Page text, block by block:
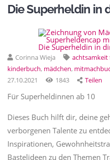
Die Superheldin in
Corinna Wieja
kinderbuch, mädchen,
27.10.2021
1843 Teilen
Für Superheldinnen ab 10
Dieses Buch hilft dir, deine
verborgenen Talente zu
Inspirationen,
Bastelideen zu den Themen